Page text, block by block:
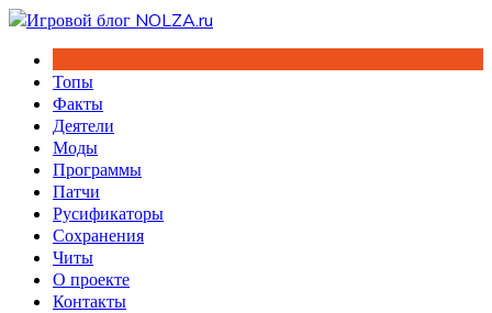
Перейти
содержимому
Топы
Факты
Деятели
Моды
Программы
Патчи
Русификаторы
Сохранения
Читы
О проекте
Контакты